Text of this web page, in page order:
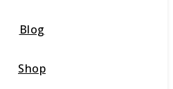
Blog
Shop